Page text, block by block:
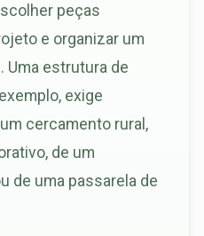
peças
e organizar um
Uma estrutura de
exige
cercamento rural,
de um
de uma passarela de